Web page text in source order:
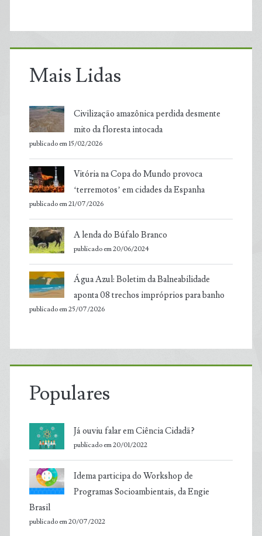
Mais Lidas
Civilização amazônica perdida desmente
mito da floresta intocada
publicado em 15/02/2026
Vitória na Copa do Mundo provoca
‘terremotos’ em cidades da Espanha
publicado em 21/07/2026
A lenda do Búfalo Branco
publicado em 20/06/2024
Água Azul: Boletim da Balneabilidade
aponta 08 trechos impróprios para banho
publicado em 25/07/2026
Populares
Já ouviu falar em Ciência Cidadã?
publicado em 20/01/2022
Idema participa do Workshop de
Programas Socioambientais, da Engie
Brasil
publicado em 20/07/2022